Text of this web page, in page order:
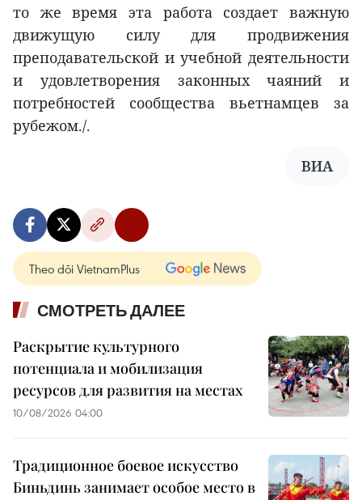
то же время эта работа создает важную
движущую силу для продвижения
преподавательской и учебной деятельности
и удовлетворения законных чаяний и
потребностей сообщества вьетнамцев за
рубежом./.
ВИА
Theo dõi VietnamPlus
СМОТРЕТЬ ДАЛЕЕ
Раскрытие культурного
потенциала и мобилизация
ресурсов для развития на местах
10/08/2026 04:00
Традиционное боевое искусство
Биньдинь занимает особое место в